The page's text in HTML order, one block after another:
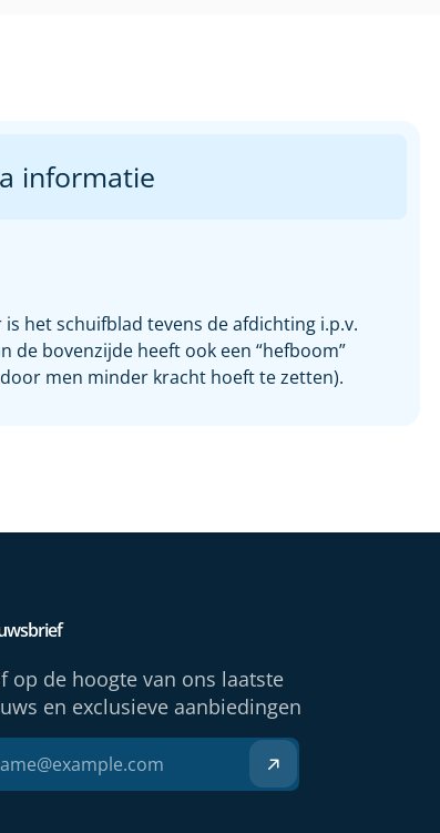
informatie
het schuifblad tevens de afdichting i.p.v.
de bovenzijde heeft ook een “hefboom”
men minder kracht hoeft te zetten).
op de hoogte van ons laatste
en exclusieve aanbiedingen